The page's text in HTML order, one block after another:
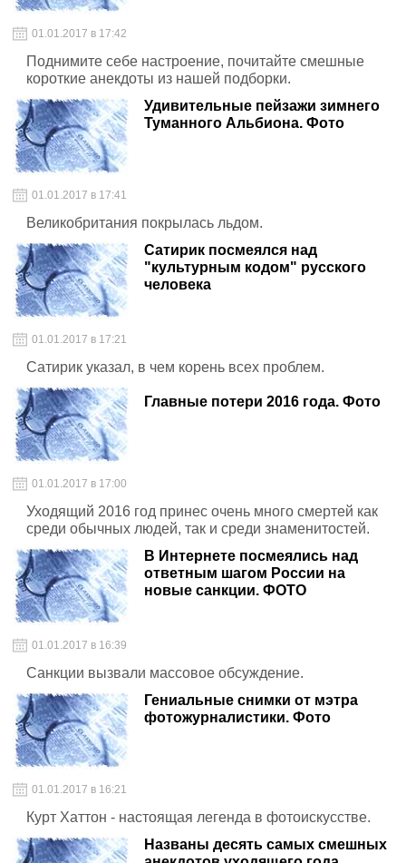
01.01.2017 в 17:42
Поднимите себе настроение, почитайте смешные
короткие анекдоты из нашей подборки.
Удивительные пейзажи зимнего
Туманного Альбиона. Фото
01.01.2017 в 17:41
Великобритания покрылась льдом.
Сатирик посмеялся над
"культурным кодом" русского
человека
01.01.2017 в 17:21
Сатирик указал, в чем корень всех проблем.
Главные потери 2016 года. Фото
01.01.2017 в 17:00
Уходящий 2016 год принес очень много смертей как
среди обычных людей, так и среди знаменитостей.
В Интернете посмеялись над
ответным шагом России на
новые санкции. ФОТО
01.01.2017 в 16:39
Санкции вызвали массовое обсуждение.
Гениальные снимки от мэтра
фотожурналистики. Фото
01.01.2017 в 16:21
Курт Хаттон - настоящая легенда в фотоискусстве.
Названы десять самых смешных